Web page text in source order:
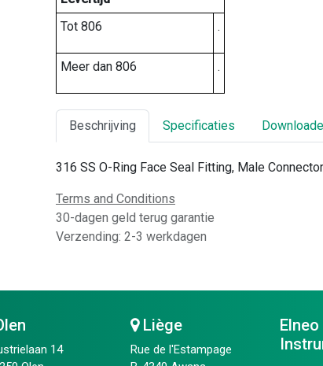
Tot 806
.
Meer dan 806 .
Beschrijving Specificaties
316 SS O-Ring Face Seal Fitting, Male
Terms and Conditions
30-dagen geld terug garantie
Verzending: 2-3 werkdagen
14
Liège
Rue de l'Estampage
Elneo